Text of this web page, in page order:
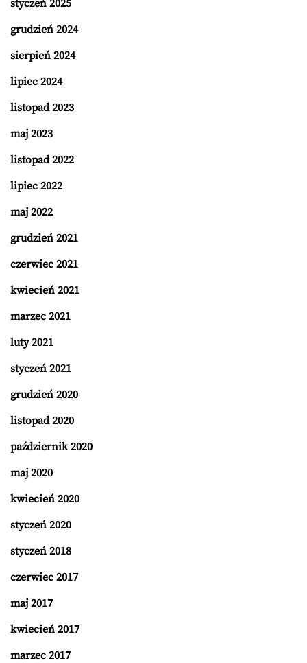
styczeń 2025
grudzień 2024
sierpień 2024
lipiec 2024
listopad 2023
maj 2023
listopad 2022
lipiec 2022
maj 2022
grudzień 2021
czerwiec 2021
kwiecień 2021
marzec 2021
luty 2021
styczeń 2021
grudzień 2020
listopad 2020
październik 2020
maj 2020
kwiecień 2020
styczeń 2020
styczeń 2018
czerwiec 2017
maj 2017
kwiecień 2017
marzec 2017